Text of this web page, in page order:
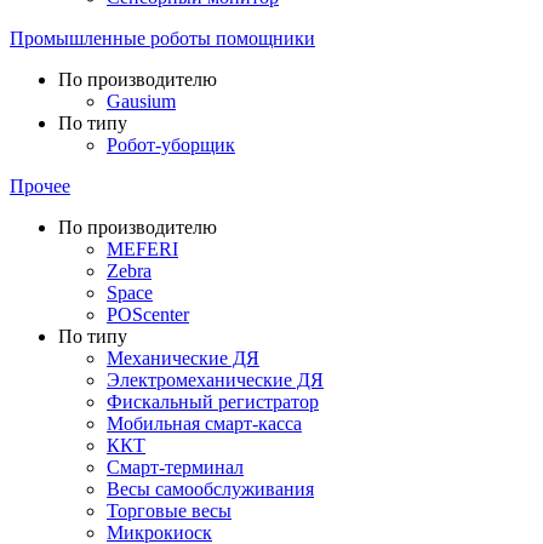
Промышленные роботы помощники
По производителю
Gausium
По типу
Робот-уборщик
Прочее
По производителю
MEFERI
Zebra
Space
POScenter
По типу
Механические ДЯ
Электромеханические ДЯ
Фискальный регистратор
Мобильная смарт-касса
ККТ
Смарт-терминал
Весы самообслуживания
Торговые весы
Микрокиоск